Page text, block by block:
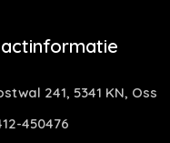
241, 5341 KN, Oss
450476